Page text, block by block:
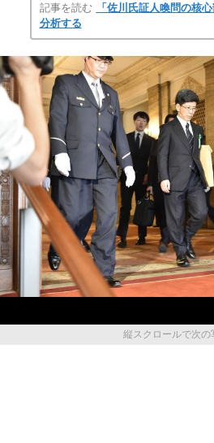
記事を読む
「佐川氏証人喚問の核
分析する
縦スクロールで次の